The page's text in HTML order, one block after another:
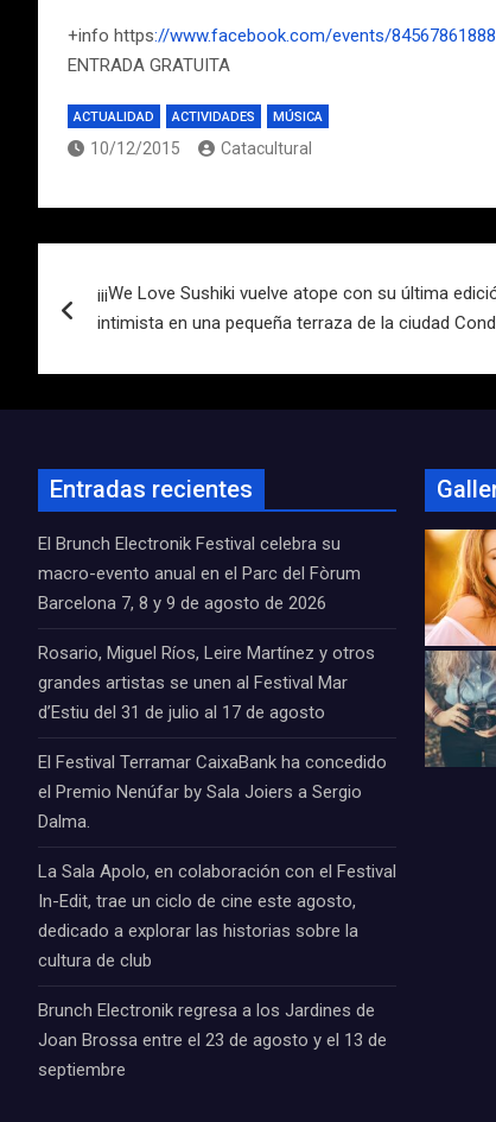
+info https://www.facebook.com/events/
ENTRADA GRATUITA
ACTUALIDAD ACTIVIDADES MÚSICA
10/12/2015 Catacultural
de
entradas
¡¡¡We Love Sushiki vuelve atope con su última
intimista en una pequeña terraza de la ciudad
Entradas recientes
El Brunch Electronik Festival celebra su
macro-evento anual en el Parc del Fòrum
Barcelona 7, 8 y 9 de agosto de 2026
Rosario, Miguel Ríos, Leire Martínez y otros
grandes artistas se unen al Festival Mar
d’Estiu del 31 de julio al 17 de agosto
El Festival Terramar CaixaBank ha concedido
el Premio Nenúfar by Sala Joiers a Sergio
Dalma.
La Sala Apolo, en colaboración con el Festival
In-Edit, trae un ciclo de cine este agosto,
dedicado a explorar las historias sobre la
cultura de club
Brunch Electronik regresa a los Jardines de
Joan Brossa entre el 23 de agosto y el 13 de
septiembre